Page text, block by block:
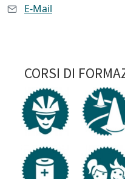
E-Mail
CORSI DI